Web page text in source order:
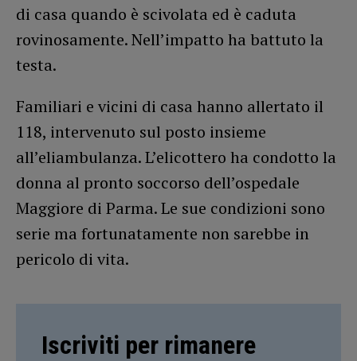
di casa quando è scivolata ed è caduta
rovinosamente. Nell’impatto ha battuto la
testa.
Familiari e vicini di casa hanno allertato il
118, intervenuto sul posto insieme
all’eliambulanza. L’elicottero ha condotto la
donna al pronto soccorso dell’ospedale
Maggiore di Parma. Le sue condizioni sono
serie ma fortunatamente non sarebbe in
pericolo di vita.
Iscriviti per rimanere